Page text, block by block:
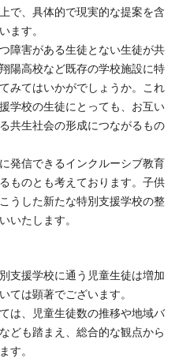
で、具体的で現実的な提案を含
ます。
障害がある生徒とない生徒が共
陽高校など既存の学校施設に特
みてはいかがでしょうか。これ
学校の生徒にとっても、お互い
共生社会の形成につながるもの
発信できるインクルーシブ教育
ものとも考えております。子供
うした新たな特別支援学校の整
いたします。
支援学校に通う児童生徒は増加
ては顕著でございます。
は、児童生徒数の推移や地域バ
ども踏まえ、総合的な観点から
す。